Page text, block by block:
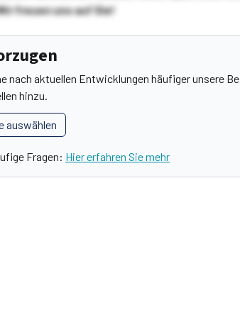
freuen uns auf Sie!
nach aktuellen Entwicklungen häufiger unsere
hinzu.
auswählen
Fragen: Hier erfahren Sie mehr